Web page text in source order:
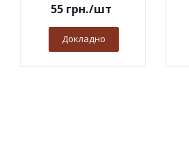
55грн./шт
Докладно